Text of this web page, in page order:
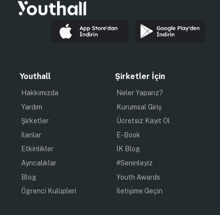
Youthall
Hakkımızda
Yardım
Şirketler
İlanlar
Etkinlikler
Ayrıcalıklar
Blog
Öğrenci Kulüpleri
Şirketler İçin
Neler Yaparız?
Kurumsal Giriş
Ücretsiz Kayıt Ol
E-Book
İK Blog
#Seninleyiz
Youth Awards
İletişime Geçin